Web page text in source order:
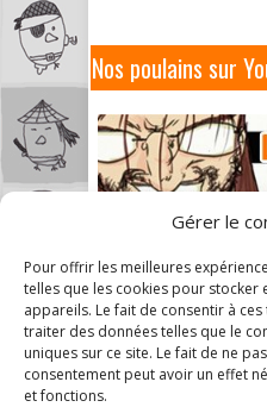
Gérer le
Pour offrir les meilleures
telles que les cookies pour
appareils. Le fait de consentir à
traiter des données telles que le
uniques sur ce site. Le fait de ne
consentement peut avoir un effet
et fonctions.
Nos poulains sur